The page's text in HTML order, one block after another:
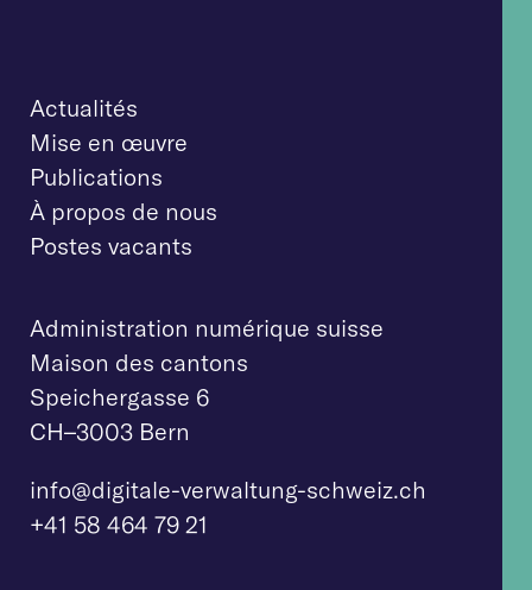
Actualités
Mise en œuvre
Publications
À propos de nous
Postes vacants
Administration numérique suisse
Maison des cantons
Speichergasse 6
CH–3003 Bern
info@digitale-verwaltung-schweiz.ch
+41 58 464 79 21